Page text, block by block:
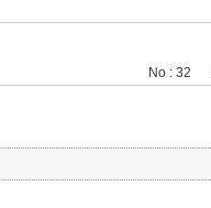
No : 32